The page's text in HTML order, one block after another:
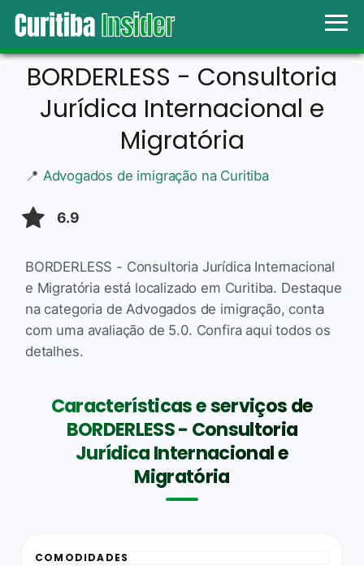
BORDERLESS - Consultoria
Jurídica Internacional e
Migratória
📍 Advogados de imigração na Curitiba
6.9
BORDERLESS - Consultoria Jurídica Internacional
e Migratória está localizado em Curitiba. Destaque
na categoria de Advogados de imigração, conta
com uma avaliação de 5.0. Confira aqui todos os
detalhes.
Características e serviços de
BORDERLESS - Consultoria
Jurídica Internacional e
Migratória
COMODIDADES